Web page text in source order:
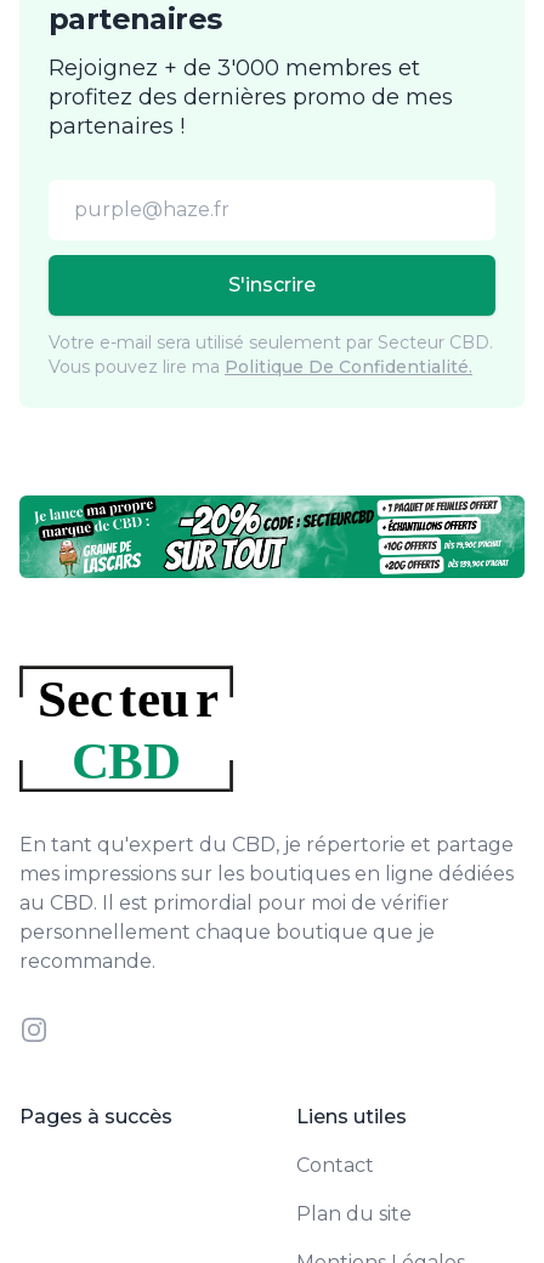
partenaires
Rejoignez + de 3'000 membres et
profitez des dernières promo de mes
partenaires !
S'inscrire
Votre e-mail sera utilisé seulement par Secteur CBD.
Vous pouvez lire ma Politique De Confidentialité.
En tant qu'expert du CBD, je répertorie et partage
mes impressions sur les boutiques en ligne dédiées
au CBD. Il est primordial pour moi de vérifier
personnellement chaque boutique que je
recommande.
Instagram
Pages à succès Liens utiles
Contact
Plan du site